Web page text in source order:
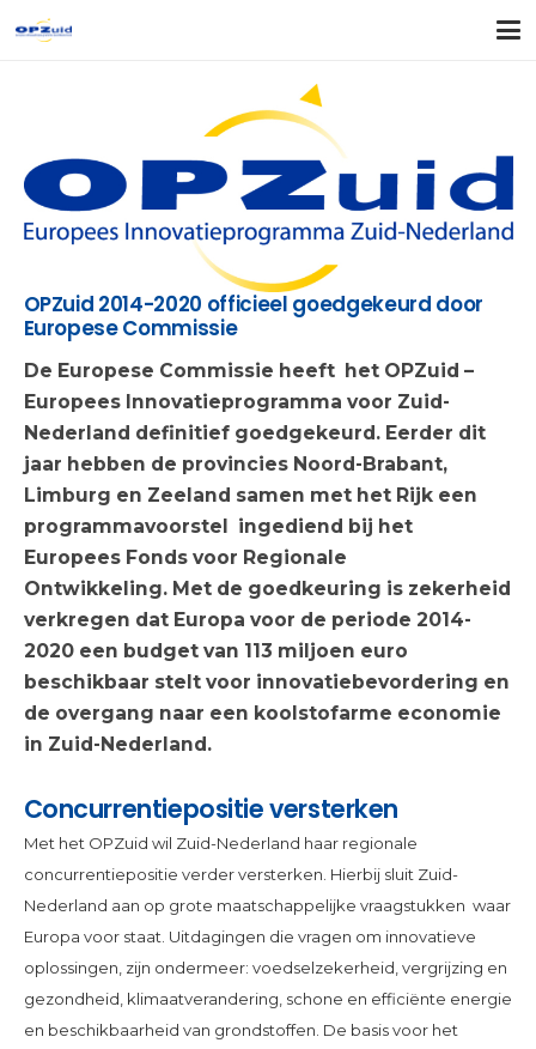
OPZuid 2014-2020 officieel goedgekeurd door
Europese Commissie
De Europese Commissie heeft het OPZuid –
Europees Innovatieprogramma voor Zuid-
Nederland definitief goedgekeurd. Eerder dit
jaar hebben de provincies Noord-Brabant,
Limburg en Zeeland samen met het Rijk een
programmavoorstel ingediend bij het
Europees Fonds voor Regionale
Ontwikkeling. Met de goedkeuring is zekerheid
verkregen dat Europa voor de periode 2014-
2020 een budget van 113 miljoen euro
beschikbaar stelt voor innovatiebevordering en
de overgang naar een koolstofarme economie
in Zuid-Nederland.
Concurrentiepositie versterken
Met het OPZuid wil Zuid-Nederland haar regionale
concurrentiepositie verder versterken. Hierbij sluit Zuid-
Nederland aan op grote maatschappelijke vraagstukken waar
Europa voor staat. Uitdagingen die vragen om innovatieve
oplossingen, zijn ondermeer: voedselzekerheid, vergrijzing en
gezondheid, klimaatverandering, schone en efficiënte energie
en beschikbaarheid van grondstoffen. De basis voor het